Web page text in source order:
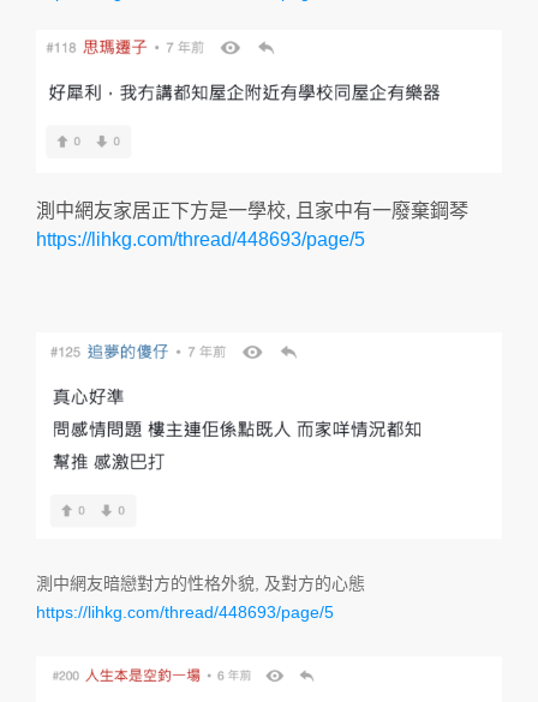
測中網友家居正下方是一學校, 且家中有一廢棄鋼琴
https://lihkg.com/thread/448693/page/5
測中網友暗戀對方的性格外貌, 及對方的心態
https://lihkg.com/thread/448693/page/5